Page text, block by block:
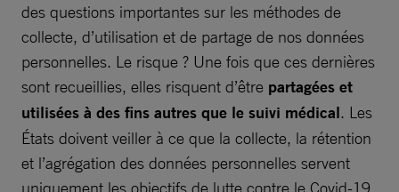
des questions importantes sur les méthodes de
collecte, d’utilisation et de partage de nos données
personnelles. Le risque ? Une fois que ces dernières
sont recueillies, elles risquent d’être partagées et
utilisées à des fins autres que le suivi médical. Les
États doivent veiller à ce que la collecte, la rétention
et l’agrégation des données personnelles servent
uniquement les objectifs de lutte contre le Covid-19,